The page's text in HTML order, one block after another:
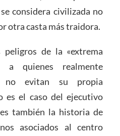
considera civilizada no
otra casta más traidora.
de la «extrema
a quienes realmente
no evitan su propia
es el caso del ejecutivo
también la historia de
asociados al centro